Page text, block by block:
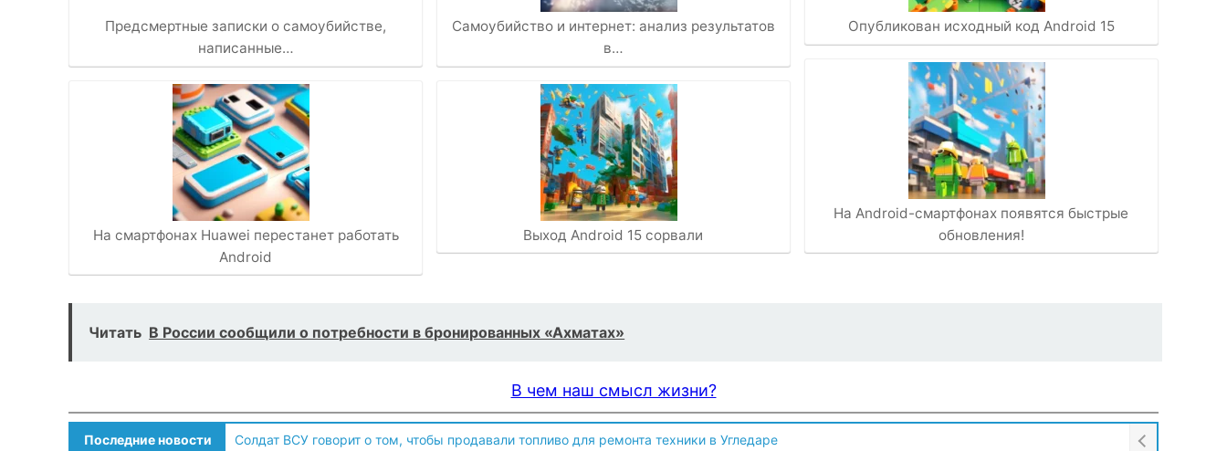
Предсмертные записки о самоубийстве,
написанные…
На смартфонах Huawei перестанет работать
Android
Самоубийство и интернет: анализ результатов
в…
Выход Android 15 сорвали
Опубликован исходный код Android 15
На Android-смартфонах появятся быстрые
обновления!
Читать В России сообщили о потребности в бронированных «Ахматах»
В чем наш смысл жизни?
Последние новости Солдат ВСУ говорит о том, чтобы продавали топливо для ремонта техники в Угледаре